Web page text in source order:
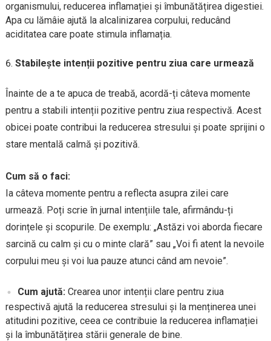
organismului, reducerea inflamației și îmbunătățirea digestiei.
Apa cu lămâie ajută la alcalinizarea corpului, reducând
aciditatea care poate stimula inflamația.
Stabilește intenții pozitive pentru ziua care urmează
Înainte de a te apuca de treabă, acordă-ți câteva momente
pentru a stabili intenții pozitive pentru ziua respectivă. Acest
obicei poate contribui la reducerea stresului și poate sprijini o
stare mentală calmă și pozitivă.
Cum să o faci:
Ia câteva momente pentru a reflecta asupra zilei care
urmează. Poți scrie în jurnal intențiile tale, afirmându-ți
dorințele și scopurile. De exemplu: „Astăzi voi aborda fiecare
sarcină cu calm și cu o minte clară” sau „Voi fi atent la nevoile
corpului meu și voi lua pauze atunci când am nevoie”.
Cum ajută:Crearea unor intenții clare pentru ziua
respectivă ajută la reducerea stresului și la menținerea unei
atitudini pozitive, ceea ce contribuie la reducerea inflamației
și la îmbunătățirea stării generale de bine.